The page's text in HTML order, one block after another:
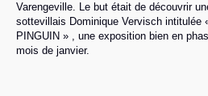
Varengeville. Le but était de découvrir
sottevillais Dominique Vervisch intitulée
PINGUIN » , une exposition bien en
mois de janvier.